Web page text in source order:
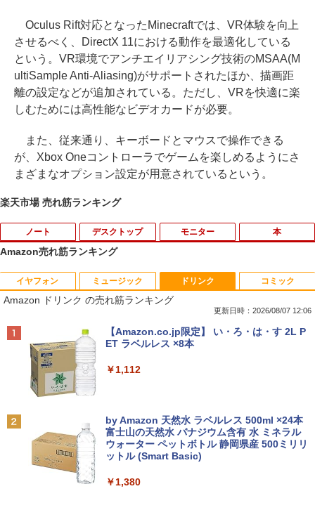
Oculus Rift対応となったMinecraftでは、VR体験を向上
させるべく、DirectX 11における動作を最適化している
という。VR環境でアンチエイリアシング技術のMSAA(M
ultiSample Anti-Aliasing)がサポートされたほか、描画距
離の設定などが追加されている。ただし、VRを快適に楽
しむためには高性能なビデオカードが必要。
また、従来通り、キーボードとマウスで操作できる
が、Xbox Oneコントローラでゲームを楽しめるようにさ
まざまなオプション設定が用意されているという。
楽天市場 売れ筋ランキング
ノート
1
8月5日限定10倍＆抽選10000P！｜高性
能ノートパソコン富士通 ライフブック A
579/749 Windows11 第八世代Corei5 1
5.6型大画面 メモリ8GB 秒速起動新品SS
D256GB DVD内蔵【カメラ、テンキー選
べる】ノートパソコン オフィス付き Mic
料無料
パナソ ニック ノートパソコン Let's not
e CF-SV8 軽量化 12.1インチWUXGA(19
5U 1.90GHz メモリ8GB SSD WEBカメ
デスクトップ
1
【マラソンP5倍/10%オフクーポン】中古
ディスクトップパソコン Windows11 Of
fice付き デル Dell OptiPlex 3050 SFF
第6世代Core i5 メモリ8GB/16GB 高速S
SD128GB/256GB DVD搭載 初期設定済
み 送料無料 保証付き
￥15,800
中古デスクトップDell Optiplex 3070 SF
F 3070-3070SF 【中古】 Dell Optiplex
3070 SFF 中古デスクトップCore i5 Win
11 Pro 64bit Dell Optiplex 3070 SFF 中
モニター
1
【公式・メーカー直販・送料無料】モニ
ター 新品 フルHD HP Series 3 Pro 322p
e 21.45インチFHDモニター IPS 21.5型
角度調整 VESA 100Hz 液晶 HDMI VGA P
S5 Switch 3年保証 転送不可 (型番：AK2
F1UT）
￥11,280
モニター 23.8インチ 144Hz FHD pcモニ
ター フリッカーレス FullHD ブルーライ
トカット ノングレア ディスプレイ HDMI
144hz pcモニター Adaptive-Sync ブラ
F144 マクスゼン
本
1
ゼンリン住宅地図 B4判 東京都 東京都港
区 発行年月202604 13103011I
￥25,740
￥594
歴史地理学事典 [ 歴史地理学会 ]
Amazon売れ筋ランキング
イヤフォン
Anker Soundcore P40i オフホワイト
Anker Soundcore P31i ブラック
￥5,990
ミュージック
BRUCE WAYNE feat. Flo Milli, ATL Jacob
[Explicit]
￥250
BRUCE WAYNE feat. Flo Milli, ATL Jacob
[Explicit]
￥250
ドリンク
Amazon ドリンク の売れ筋ランキング
更新日時：2026/08/07 12:06
【Amazon.co.jp限定】 い・ろ・は・す 2L P
ET ラベルレス ×8本
￥1,112
by Amazon 天然水 ラベルレス 500ml ×24本
富士山の天然水 バナジウム含有 水 ミネラル
ウォーター ペットボトル 静岡県産 500ミリリ
ットル (Smart Basic)
￥1,380
コミック